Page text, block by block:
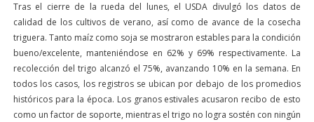
Tras el cierre de la rueda del lunes, el USDA divulgó los datos de
calidad de los cultivos de verano, así como de avance de la cosecha
triguera. Tanto maíz como soja se mostraron estables para la condición
bueno/excelente, manteniéndose en 62% y 69% respectivamente. La
recolección del trigo alcanzó el 75%, avanzando 10% en la semana. En
todos los casos, los registros se ubican por debajo de los promedios
históricos para la época. Los granos estivales acusaron recibo de esto
como un factor de soporte, mientras el trigo no logra sostén con ningún